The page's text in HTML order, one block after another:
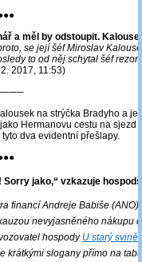
a měl by odstoupit.
se její šéf Miroslav
to od něj schytal šéf
2017, 11:53)
na strýčka Bradyho a
Hermanovu cestu na sjezd
dva evidentní přešlapy.
jako,“ vzkazuje
financí Andreje Babiše (ANO)
nevyjasněného nákupu
hospody U starý svině
krátkými slogany přímo na